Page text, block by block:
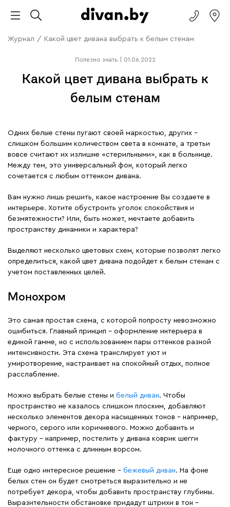
Журнал / Какой цвет дивана выбрать к белым стенам
Полезно знать 01.06.2022
Какой цвет дивана выбрать к
белым стенам
Одних белые стены пугают своей маркостью, других –
слишком большим количеством света в комнате, а третьи
вовсе считают их излишне «стерильными», как в больнице.
Между тем, это универсальный фон, который легко
сочетается с любым оттенком дивана.
Вам нужно лишь решить, какое настроение Вы создаете в
интерьере. Хотите обустроить уголок спокойствия и
безмятежности? Или, быть может, мечтаете добавить
пространству динамики и характера?
Выделяют несколько цветовых схем, которые позволят легко
определиться, какой цвет дивана подойдет к белым стенам с
учетом поставленных целей.
Монохром
Это самая простая схема, с которой попросту невозможно
ошибиться. Главный принцип – оформление интерьера в
единой гамме, но с использованием пары оттенков разной
интенсивности. Эта схема транслирует уют и
умиротворение, настраивает на спокойный отдых, полное
расслабление.
Можно выбрать белые стены и белый диван. Чтобы
пространство не казалось слишком плоским, добавляют
несколько элементов декора насыщенных тонов – например,
черного, серого или коричневого. Можно добавить и
фактуру – например, постелить у дивана коврик шегги
молочного оттенка с длинным ворсом.
Еще одно интересное решение – бежевый диван. На фоне
белых стен он будет смотреться выразительно и не
потребует декора, чтобы добавить пространству глубины.
Выразительности обстановке придадут штрихи в тон –